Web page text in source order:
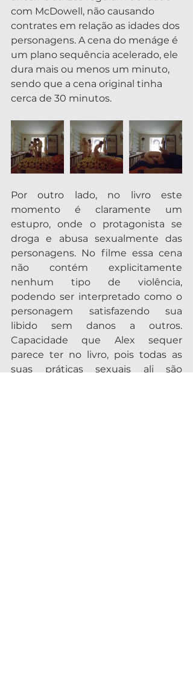
com McDowell, não causando
contrates em relação as idades dos
personagens. A cena do menáge é
um plano sequência acelerado, ele
dura mais ou menos um minuto,
sendo que a cena original tinha
cerca de 30 minutos.
Por outro lado, no livro este
momento é claramente um
estupro, onde o protagonista se
droga e abusa sexualmente das
personagens. No filme essa cena
não contém explicitamente
nenhum tipo de violência,
podendo ser interpretado como o
personagem satisfazendo sua
libido sem danos a outros.
Capacidade que Alex sequer
parece ter no livro, pois todas as
suas práticas sexuais ali são